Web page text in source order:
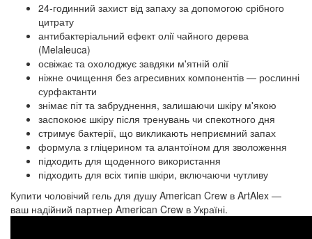
24‑годинний захист від запаху за допомогою срібного
цитрату
антибактеріальний ефект олії чайного дерева
(Melaleuca)
освіжає та охолоджує завдяки м'ятній олії
ніжне очищення без агресивних компонентів — рослинні
сурфактанти
знімає піт та забруднення, залишаючи шкіру м'якою
заспокоює шкіру після тренувань чи спекотного дня
стримує бактерії, що викликають неприємний запах
формула з гліцерином та алантоїном для зволоження
підходить для щоденного використання
підходить для всіх типів шкіри, включаючи чутливу
Купити чоловічий гель для душу American Crew в ArtAlex —
ваш надійний партнер American Crew в Україні.